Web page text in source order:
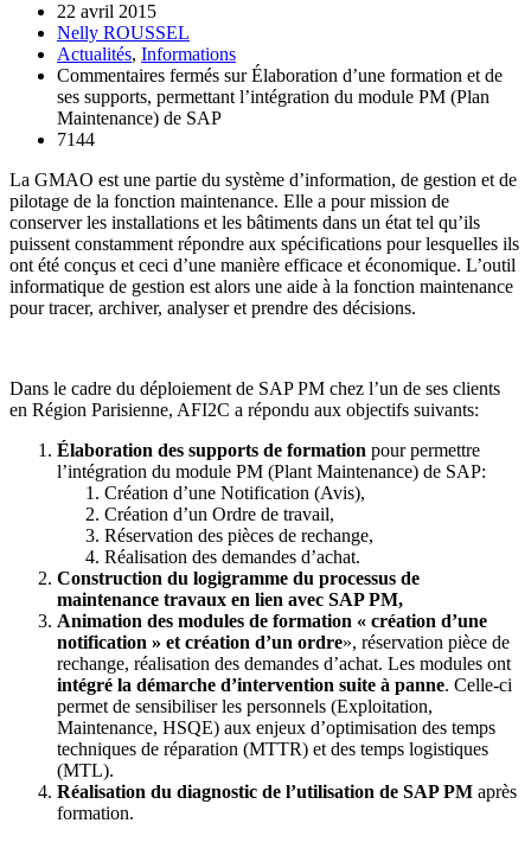
22 avril 2015
Nelly ROUSSEL
Actualités, Informations
Commentaires fermés sur Élaboration d’une formation et de
ses supports, permettant l’intégration du module PM (Plan
Maintenance) de SAP
7144
La GMAO est une partie du système d’information, de gestion et de
pilotage de la fonction maintenance. Elle a pour mission de
conserver les installations et les bâtiments dans un état tel qu’ils
puissent constamment répondre aux spécifications pour lesquelles ils
ont été conçus et ceci d’une manière efficace et économique. L’outil
informatique de gestion est alors une aide à la fonction maintenance
pour tracer, archiver, analyser et prendre des décisions.
Dans le cadre du déploiement de SAP PM chez l’un de ses clients
en Région Parisienne, AFI2C a répondu aux objectifs suivants:
Élaboration des supports de formation pour permettre
l’intégration du module PM (Plant Maintenance) de SAP:
Création d’une Notification (Avis),
Création d’un Ordre de travail,
Réservation des pièces de rechange,
Réalisation des demandes d’achat.
Construction du logigramme du processus de
maintenance travaux en lien avec SAP PM,
Animation des modules de formation « création d’une
notification » et création d’un ordre», réservation pièce de
rechange, réalisation des demandes d’achat. Les modules ont
intégré la démarche d’intervention suite à panne. Celle-ci
permet de sensibiliser les personnels (Exploitation,
Maintenance, HSQE) aux enjeux d’optimisation des temps
techniques de réparation (MTTR) et des temps logistiques
(MTL).
Réalisation du diagnostic de l’utilisation de SAP PM après
formation.